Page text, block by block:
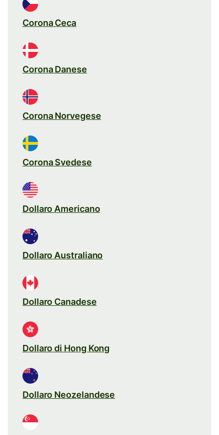
Corona Ceca
Corona Danese
Corona Norvegese
Corona Svedese
Dollaro Americano
Dollaro Australiano
Dollaro Canadese
Dollaro di Hong Kong
Dollaro Neozelandese